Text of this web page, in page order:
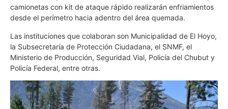
camionetas con kit de ataque rápido realizarán enfriamientos
desde el perímetro hacia adentro del área quemada.
Las instituciones que colaboran son Municipalidad de El Hoyo,
la Subsecretaría de Protección Ciudadana, el SNMF, el
Ministerio de Producción, Seguridad Vial, Policía del Chubut y
Policía Federal, entre otras.